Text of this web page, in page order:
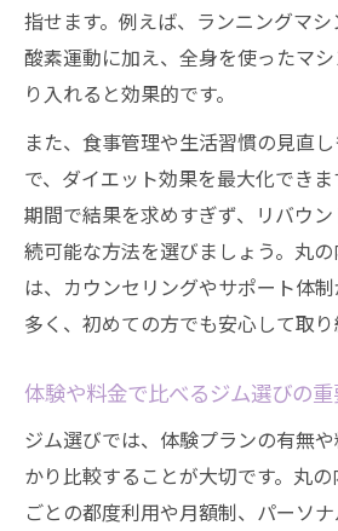
指せます。例えば、ランニングマ
酸素運動に加え、全身を使ったマ
り入れると効果的です。
また、食事管理や生活習慣の見直
で、ダイエット効果を最大化でき
期間で結果を求めすぎず、リバウ
続可能な方法を選びましょう。丸
は、カウンセリングやサポート体
多く、初めての方でも安心して取り
体験や料金で比べるジム選びの
ジム選びでは、体験プランの有無
かり比較することが大切です。丸
ごとの都度利用や月額制、パーソ